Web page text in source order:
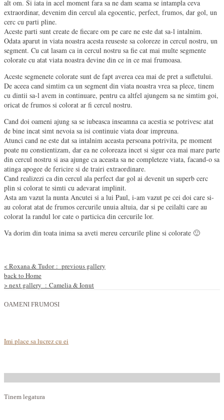
alt om. Si iata in acel moment fara sa ne dam seama se intampla ceva
extraordinar, devenim din cercul ala egocentic, perfect, frumos, dar gol, un
cerc cu parti pline.
Aceste parti sunt create de fiecare om pe care ne este dat sa-l intalnim.
Odata aparut in viata noastra acesta reuseste sa coloreze in cercul nostru, un
segment. Cu cat lasam ca in cercul nostru sa fie cat mai multe segmente
colorate cu atat viata noastra devine din ce in ce mai frumoasa.
Aceste segmenete colorate sunt de fapt averea cea mai de pret a sufletului.
De aceea cand simtim ca un segment din viata noastra vrea sa plece, tinem
cu dintii sa-l avem in continuare, pentru ca altfel ajungem sa ne simtim goi,
oricat de frumos si colorat ar fi cercul nostru.
Cand doi oameni ajung sa se iubeasca inseamna ca acestia se potrivesc atat
de bine incat simt nevoia sa isi continuie viata doar impreuna.
Atunci cand ne este dat sa intalnim aceasta persoana potrivita, pe moment
poate nu constientizam, dar ea ne coloreaza incet si sigur cea mai mare parte
din cercul nostru si asa ajunge ca aceasta sa ne completeze viata, facand-o sa
atinga apogee de fericire si de trairi extraordinare.
Cand realizezi ca din cercul ala perfect dar gol ai devenit un superb cerc
plin si colorat te simti cu adevarat implinit.
Asta am vazut la nunta Ancutei si a lui Paul, i-am vazut pe cei doi care si-
au colorat atat de frumos cercurile unuia altuia, dar si pe ceilalti care au
colorat la randul lor cate o particica din cercurile lor.
Va dorim din toata inima sa aveti mereu cercurile pline si colorate 🙂
<Roxana & Tudor : previous gallery
back to Home
>next gallery : Camelia & Ionut
OAMENI FRUMOSI
Imi place sa lucrez cu ei
Tinem legatura